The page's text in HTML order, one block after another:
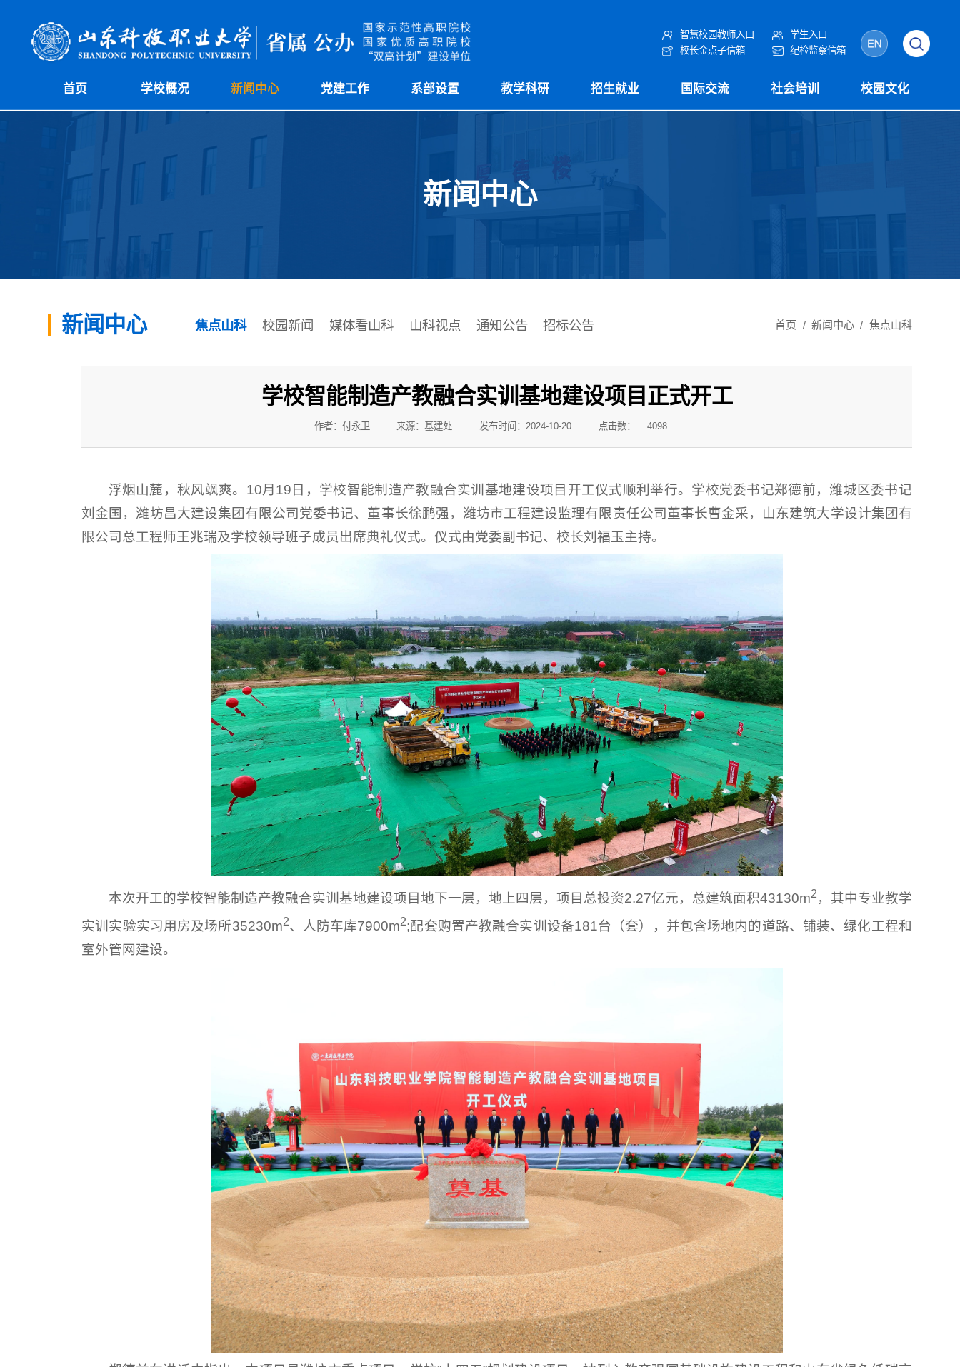
智慧校园教师入口
校长金点子信箱
学生入口
纪检监察信箱
首页 学校概况 新闻中心 党建工作 系部设置 教学科研 招生就业 国际交流 社会培训 校园文化
新闻中心
新闻中心 焦点山科 校园新闻 媒体看山科 山科视点 通知公告 招标公告 首页 / 新闻中心 / 焦点山科
学校智能制造产教融合实训基地建设项目正式开工
作者：付永卫 来源：基建处 发布时间：2024-10-20 点击数： 4098
浮烟山麓，秋风飒爽。10月19日，学校智能制造产教融合实训基地建设项目开工仪式顺利举行。学校党委书记郑德前，潍城区委书记
刘金国，潍坊昌大建设集团有限公司党委书记、董事长徐鹏强，潍坊市工程建设监理有限责任公司董事长曹金采，山东建筑大学设计集团有
限公司总工程师王兆瑞及学校领导班子成员出席典礼仪式。仪式由党委副书记、校长刘福玉主持。
本次开工的学校智能制造产教融合实训基地建设项目地下一层，地上四层，项目总投资2.27亿元，总建筑面积43130m2 ，其中专业教学
实训实验实习用房及场所35230m2、人防车库7900m2;配套购置产教融合实训设备181台（套），并包含场地内的道路、铺装、绿化工程和
室外管网建设。